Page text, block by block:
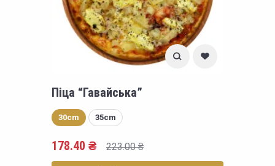
Піца “Гавайська”
30cm 35cm
223.00₴
178.40 ₴